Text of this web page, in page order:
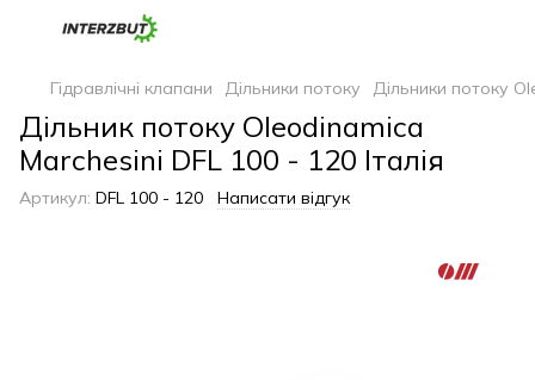
Гідравлічні клапани Дільники потоку Дільники потоку
Дільник потоку Oleodinamica
Marchesini DFL 100 - 120 Італія
Артикул: DFL 100 - 120 Написати відгук